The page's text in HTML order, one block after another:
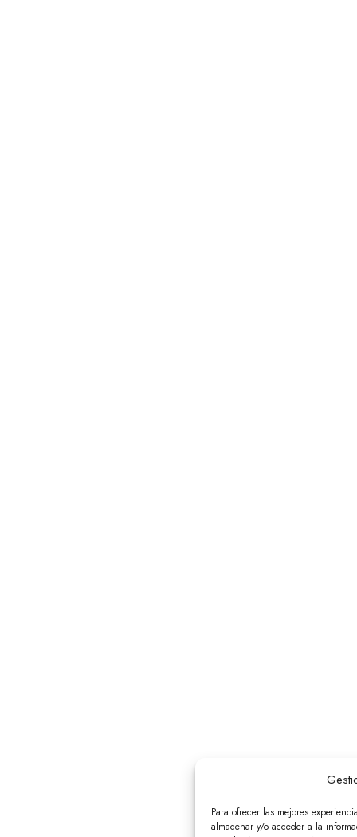
Para ofrecer las mejores
almacenar y/o acceder a la